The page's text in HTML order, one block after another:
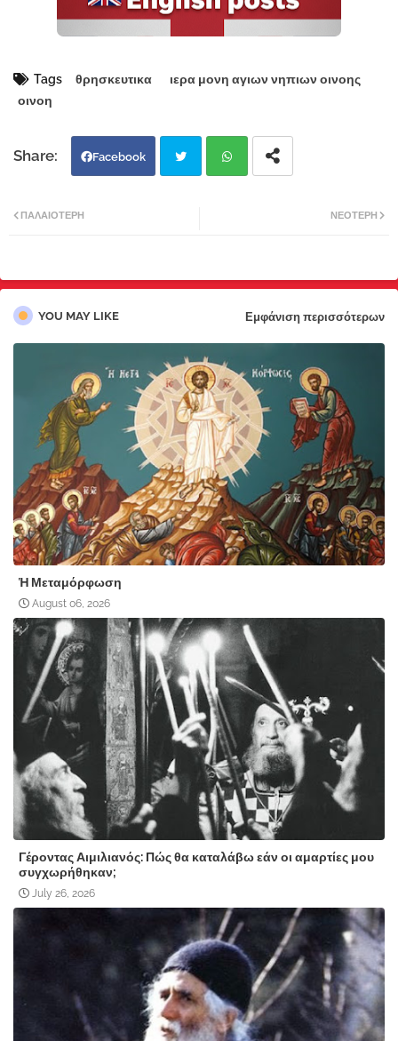
Tags θρησκευτικα
ιερα μονη αγιων νηπιων οινοης
οινοη
Facebook
pp
ΝΕΌΤΕΡΗ
ΠΑΛΑΙΌΤΕΡΗ
YOU MAY LIKE Εμφάνιση περισσότερων
Ἡ Μεταμόρφωση
August 06, 2026
Γέροντας Αιμιλιανός: Πώς θα καταλάβω εάν οι αμαρτίες μου
συγχωρήθηκαν;
July 26, 2026